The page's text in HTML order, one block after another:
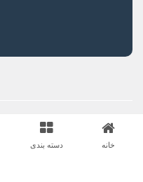
خانه دسته بندی